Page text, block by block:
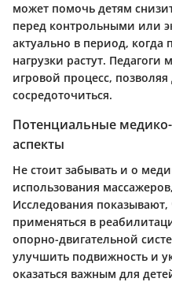
может помочь детям
перед контрольными или
актуально в период,
нагрузки растут. Педагоги
игровой процесс,
сосредоточиться.
Потенциальные
аспекты
Не стоит забывать и о
использования
Исследования показывают,
применяться в
опорно-двигательной
улучшить подвижность и
оказаться важным для